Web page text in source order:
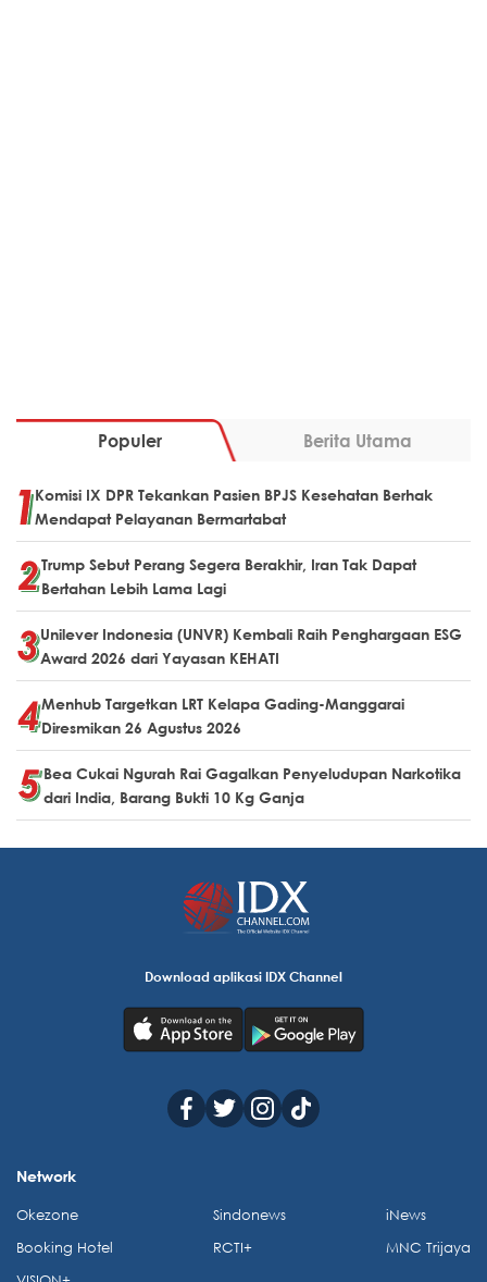
Populer Berita Utama
Komisi IX DPR Tekankan Pasien BPJS Kesehatan Berhak
Mendapat Pelayanan Bermartabat
Trump Sebut Perang Segera Berakhir, Iran Tak Dapat
Bertahan Lebih Lama Lagi
Unilever Indonesia (UNVR) Kembali Raih Penghargaan ESG
Award 2026 dari Yayasan KEHATI
Menhub Targetkan LRT Kelapa Gading-Manggarai
Diresmikan 26 Agustus 2026
Bea Cukai Ngurah Rai Gagalkan Penyeludupan Narkotika
dari India, Barang Bukti 10 Kg Ganja
Download aplikasi IDX Channel
Network
Okezone
Booking Hotel
Sindonews
RCTI+
iNews
MNC Trijaya